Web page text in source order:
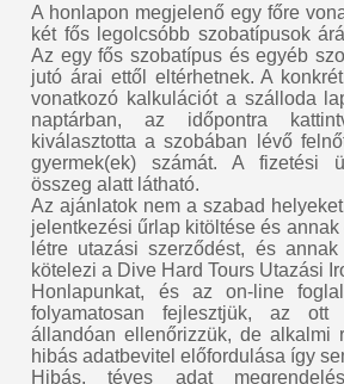
A honlapon megjelenő egy főre
két fős legolcsóbb szobatípusok
Az egy fős szobatípus és egyéb
jutó árai ettől eltérhetnek. A
vonatkozó kalkulációt a szálloda
naptárban, az időpontra
kiválasztotta a szobában lévő
gyermek(ek) számát. A fizetési
összeg alatt látható.
Az ajánlatok nem a szabad
jelentkezési űrlap kitöltése és
létre utazási szerződést, és
kötelezi a Dive Hard Tours Utazási
Honlapunkat, és az on-line
folyamatosan fejlesztjük, az ott
állandóan ellenőrizzük, de alkalmi
hibás adatbevitel előfordulása így
Hibás, téves adat